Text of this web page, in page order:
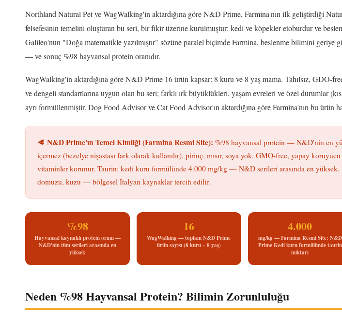
Northland Natural Pet ve WagWalking'in aktardığına göre N&D Prime, Farmina'nın ilk geliştirdiği
felsefesinin temelini oluşturan bu seri, bir fikir üzerine kurulmuştur: kedi ve köpekler etoburdur ve
Galileo'nun "Doğa matematikle yazılmıştır" sözüne paralel biçimde Farmina, beslenme bilimini geriye
— ve sonuç %98 hayvansal protein oranıdır.
WagWalking'in aktardığına göre N&D Prime 16 ürün kapsar: 8 kuru ve 8 yaş mama. Tahılsız, GDO-
ve dengeli standartlarına uygun olan bu seri; farklı ırk büyüklükleri, yaşam evreleri ve özel durumlar
ayrı formüllenmiştir. Dog Food Advisor ve Cat Food Advisor'ın aktardığına göre Farmina'nın bu ürün
🥩 N&D Prime'ın Temel Kimliği (Farmina Resmi Site): %98 hayvansal protein — N&D'nin en
içermez (bezelye nişastası fark olarak kullanılır), pirinç, mısır, soya yok. GMO-free, yapay
vitaminler korunur. Taurin: kedi kuru formülünde 4.000 mg/kg — N&D serileri arasında en yüksek.
domuzu, kuzu — bölgesel Italyan kaynaklar tercih edilir.
%98
Hayvansal kaynaklı protein oranı —
N&D'nin tüm serileri arasında en
yüksek
16
WagWalking — toplam N&D Prime
ürün sayısı (8 kuru + 8 yaş)
4.000
mg/kg — Farmina Resmi Site: N&D
Prime Kedi kuru formülünde taurin
miktarı
Neden %98 Hayvansal Protein? Bilimin Zorunluluğu